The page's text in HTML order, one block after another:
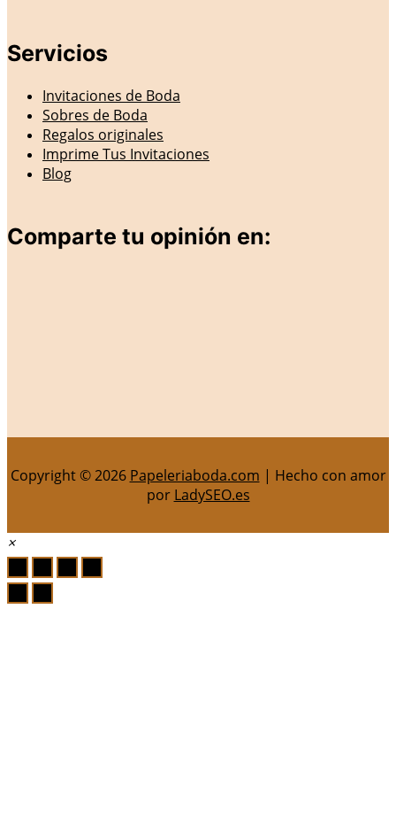
Servicios
Invitaciones de Boda
Sobres de Boda
Regalos originales
Imprime Tus Invitaciones
Blog
Comparte tu opinión en:
Copyright © 2026 Papeleriaboda.com | Hecho con amor
por LadySEO.es
×